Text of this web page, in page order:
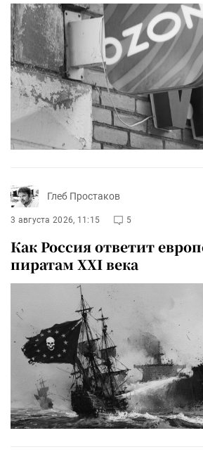
Глеб Простаков
3 августа 2026, 11:15 5
Как Россия ответит
пиратам XXI века